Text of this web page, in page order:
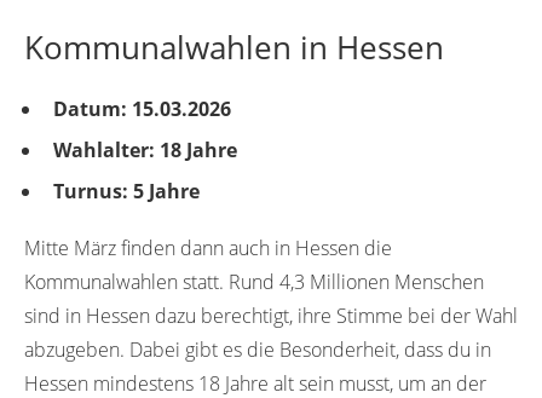
Kommunalwahlen in Hessen
Datum: 15.03.2026
Wahlalter: 18 Jahre
Turnus: 5 Jahre
Mitte März finden dann auch in Hessen die
Kommunalwahlen statt. Rund 4,3 Millionen Menschen
sind in Hessen dazu berechtigt, ihre Stimme bei der Wahl
abzugeben. Dabei gibt es die Besonderheit, dass du in
Hessen mindestens 18 Jahre alt sein musst, um an der